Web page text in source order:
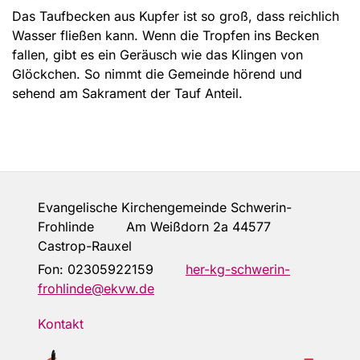
Das Taufbecken aus Kupfer ist so groß, dass reichlich
Wasser fließen kann. Wenn die Tropfen ins Becken
fallen, gibt es ein Geräusch wie das Klingen von
Glöckchen. So nimmt die Gemeinde hörend und
sehend am Sakrament der Tauf Anteil.
Evangelische Kirchengemeinde Schwerin-
Frohlinde Am Weißdorn 2a 44577
Castrop-Rauxel
Fon: 02305922159
her-kg-schwerin-
frohlinde@ekvw.de
Kontakt